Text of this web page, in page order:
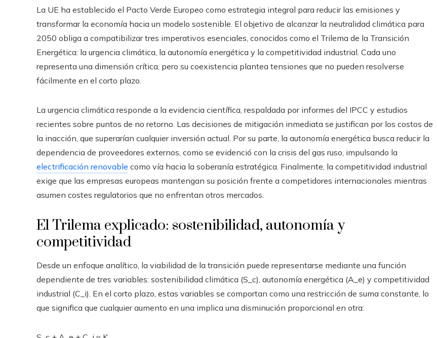
La UE ha establecido el Pacto Verde Europeo como estrategia integral para reducir las emisiones y
transformar la economía hacia un modelo sostenible. El objetivo de alcanzar la neutralidad climática para
2050 obliga a compatibilizar tres imperativos esenciales, conocidos como el Trilema de la Transición
Energética: la urgencia climática, la autonomía energética y la competitividad industrial. Cada uno
representa una dimensión crítica, pero su coexistencia plantea tensiones que no pueden resolverse
fácilmente en el corto plazo.
La urgencia climática responde a la evidencia científica, respaldada por informes del IPCC y estudios
recientes sobre puntos de no retorno. Las decisiones de mitigación inmediata se justifican por los costos de
la inacción, que superarían cualquier inversión actual. Por su parte, la autonomía energética busca reducir la
dependencia de proveedores externos, como se evidenció con la crisis del gas ruso, impulsando la
electrificación renovable como vía hacia la soberanía estratégica. Finalmente, la competitividad industrial
exige que las empresas europeas mantengan su posición frente a competidores internacionales mientras
asumen costes regulatorios que no enfrentan otros mercados.
El Trilema explicado: sostenibilidad, autonomía y
competitividad
Desde un enfoque analítico, la viabilidad de la transición puede representarse mediante una función
dependiente de tres variables: sostenibilidad climática (S_c), autonomía energética (A_e) y competitividad
industrial (C_i). En el corto plazo, estas variables se comportan como una restricción de suma constante, lo
que significa que cualquier aumento en una implica una disminución proporcional en otra: